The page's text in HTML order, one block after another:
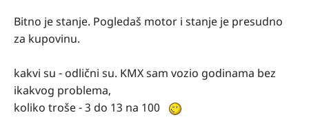
Bitno je stanje. Pogledaš motor i stanje je presudno
za kupovinu.
kakvi su - odlični su. KMX sam vozio godinama bez
ikakvog problema,
koliko troše - 3 do 13 na 100